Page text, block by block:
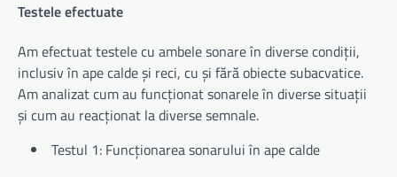
Testele efectuate
Am efectuat testele cu ambele sonare în diverse condiții,
inclusiv în ape calde și reci, cu și fără obiecte subacvatice.
Am analizat cum au funcționat sonarele în diverse situații
și cum au reacționat la diverse semnale.
Testul 1: Funcționarea sonarului în ape calde